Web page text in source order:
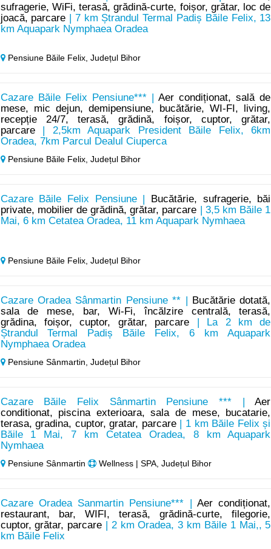
sufragerie, WiFi, terasă, grădină-curte, foișor, grătar, loc de
joacă, parcare | 7 km Ștrandul Termal Padiș Băile Felix, 13
km Aquapark Nymphaea Oradea
Pensiune Băile Felix, Județul Bihor
Cazare Băile Felix Pensiune*** |Aer condiționat, sală de
mese, mic dejun, demipensiune, bucătărie, WI-FI, living,
recepție 24/7, terasă, grădină, foișor, cuptor, grătar,
parcare| 2,5km Aquapark President Băile Felix, 6km
Oradea, 7km Parcul Dealul Ciuperca
Pensiune Băile Felix, Județul Bihor
Cazare Băile Felix Pensiune |
Bucătărie, sufragerie, băi
private, mobilier de grădină, grătar, parcare | 3,5 km Băile 1
Mai, 6 km Cetatea Oradea, 11 km Aquapark Nymhaea
Pensiune Băile Felix, Județul Bihor
Cazare Oradea Sânmartin Pensiune ** |
Bucătărie dotată,
sala de mese, bar, Wi-Fi, încălzire centrală, terasă,
grădina, foișor, cuptor, grătar, parcare | La 2 km de
Ștrandul Termal Padiș Băile Felix, 6 km Aquapark
Nymphaea Oradea
Pensiune Sânmartin, Județul Bihor
Cazare Băile Felix Sânmartin Pensiune *** |Aer
conditionat, piscina exterioara, sala de mese, bucatarie,
terasa, gradina, cuptor, gratar, parcare| 1 km Băile Felix și
Băile 1 Mai, 7 km Cetatea Oradea, 8 km Aquapark
Nymhaea
Pensiune Sânmartin Wellness | SPA, Județul Bihor
Cazare Oradea Sanmartin Pensiune*** |Aer condiționat,
restaurant, bar, WIFI, terasă, grădină-curte, filegorie,
cuptor, grătar, parcare | 2 km Oradea, 3 km Băile 1 Mai,, 5
km Băile Felix